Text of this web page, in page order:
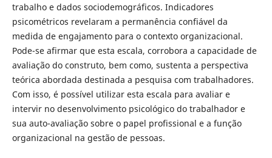
trabalho e dados sociodemográficos. Indicadores
psicométricos revelaram a permanência confiável da
medida de engajamento para o contexto organizacional.
Pode-se afirmar que esta escala, corrobora a capacidade de
avaliação do construto, bem como, sustenta a perspectiva
teórica abordada destinada a pesquisa com trabalhadores.
Com isso, é possível utilizar esta escala para avaliar e
intervir no desenvolvimento psicológico do trabalhador e
sua auto-avaliação sobre o papel profissional e a função
organizacional na gestão de pessoas.